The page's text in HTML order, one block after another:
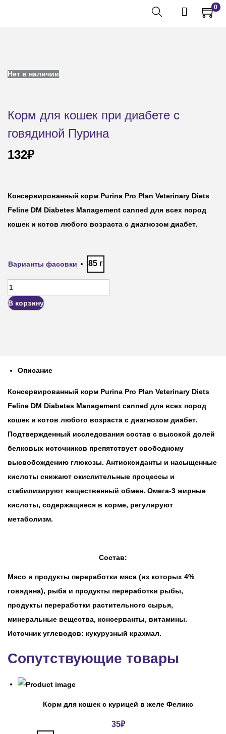
0
Нет в наличии
Корм для кошек при диабете с
говядиной Пурина
132₽
Консервированный корм Purina Pro Plan Veterinary Diets
Feline DM Diabetes Management canned для всех пород
кошек и котов любого возраста с диагнозом диабет.
Варианты фасовки 85 г
В корзину
Описание
Консервированный корм Purina Pro Plan Veterinary Diets
Feline DM Diabetes Management canned для всех пород
кошек и котов любого возраста с диагнозом диабет.
Подтвержденный исследования состав с высокой долей
белковых источников препятствует свободному
высвобождению глюкозы. Антиоксиданты и насыщенные
кислоты снижают окислительные процессы и
стабилизируют вещественный обмен. Омега-3 жирные
кислоты, содержащиеся в корме, регулируют
метаболизм.
Состав:
Мясо и продукты переработки мяса (из которых 4%
говядина), рыба и продукты переработки рыбы,
продукты переработки растительного сырья,
минеральные вещества, консерванты, витамины.
Источник углеводов: кукурузный крахмал.
Сопутствующие товары
Корм для кошек с курицей в желе Феликс
35₽